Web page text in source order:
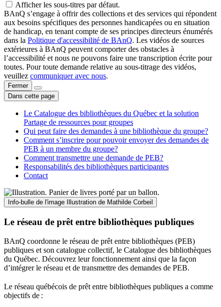
Afficher les sous-titres par défaut.
BAnQ s’engage à offrir des collections et des services qui répondent
aux besoins spécifiques des personnes handicapées ou en situation
de handicap, en tenant compte de ses principes directeurs énumérés
dans la Politique d'accessibilité de BAnQ. Les vidéos de sources
extérieures à BAnQ peuvent comporter des obstacles à
l’accessibilité et nous ne pouvons faire une transcription écrite pour
toutes. Pour toute demande relative au sous-titrage des vidéos,
veuillez communiquer avec nous.
Fermer
Dans cette page
Le Catalogue des bibliothèques du Québec et la solution
Partage de ressources pour groupes
Qui peut faire des demandes à une bibliothèque du groupe?
Comment s’inscrire pour pouvoir envoyer des demandes de
PEB à un membre du groupe?
Comment transmettre une demande de PEB?
Responsabilités des bibliothèques participantes
Contact
Info-bulle de l'image Illustration de Mathilde Corbeil
Le réseau de prêt entre bibliothèques publiques
BAnQ coordonne le réseau de prêt entre bibliothèques (PEB)
publiques et son catalogue collectif, le Catalogue des bibliothèques
du Québec. Découvrez leur fonctionnement ainsi que la façon
d’intégrer le réseau et de transmettre des demandes de PEB.
Le réseau québécois de prêt entre bibliothèques publiques a comme
objectifs de :